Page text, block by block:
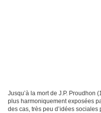
Jusqu’à la mort de J.P. Proudhon
plus harmoniquement exposées
des cas, très peu d’idées